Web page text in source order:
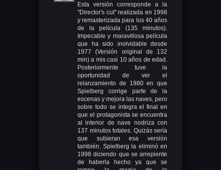
Esta versión corresponde a la
"Director's cut" realizada en 1998
y remasterizada para los 40 años
de la película (135 minutos).
Impecable y maravillosa película
que ha sido inolvidable desde
1977 (Versión original de 132
min) a mis casi 10 años de edad.
Posteriormente tuve la
oportunidad de ver el
relanzamiento de 1980 en que
Spielberg corrige parte de la
escenas y mejora las naves, pero
sobre todo se integra el final en
que el protagonista se encuentra
al interior de nave nodriza con
137 minutos totales. Quizás sería
que subieran esa versión
también. Spielberg la eliminó en
1998 diciendo que se arrepiente
de haberla hecho ya que se